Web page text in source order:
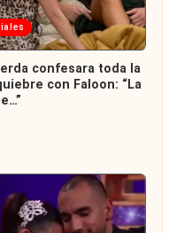
confesara toda la
con Faloon: “La